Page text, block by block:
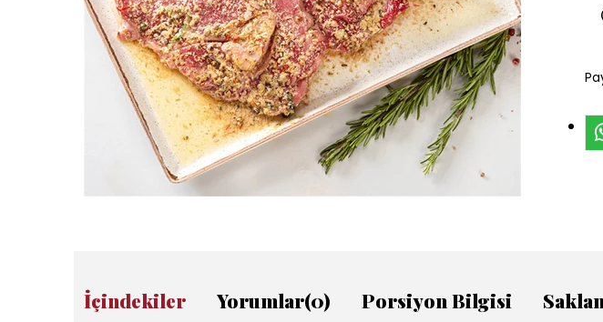
İçindekiler Yorumlar(0) Porsiyon Bilgisi